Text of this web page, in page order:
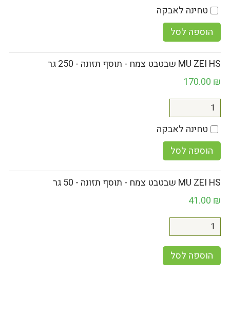
טחינה לאבקה
הוספה לסל
MU ZEI HS שבטבט צמח - תוסף תזונה - 250 גר
170.00 ₪
טחינה לאבקה
הוספה לסל
MU ZEI HS שבטבט צמח - תוסף תזונה - 50 גר
41.00 ₪
הוספה לסל